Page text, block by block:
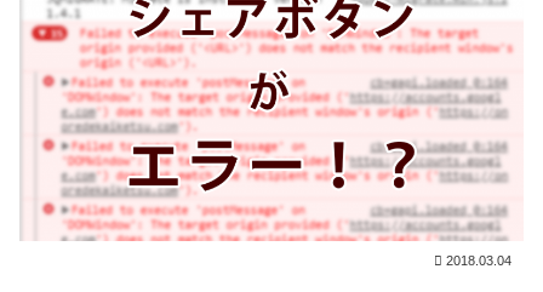
2018.03.04